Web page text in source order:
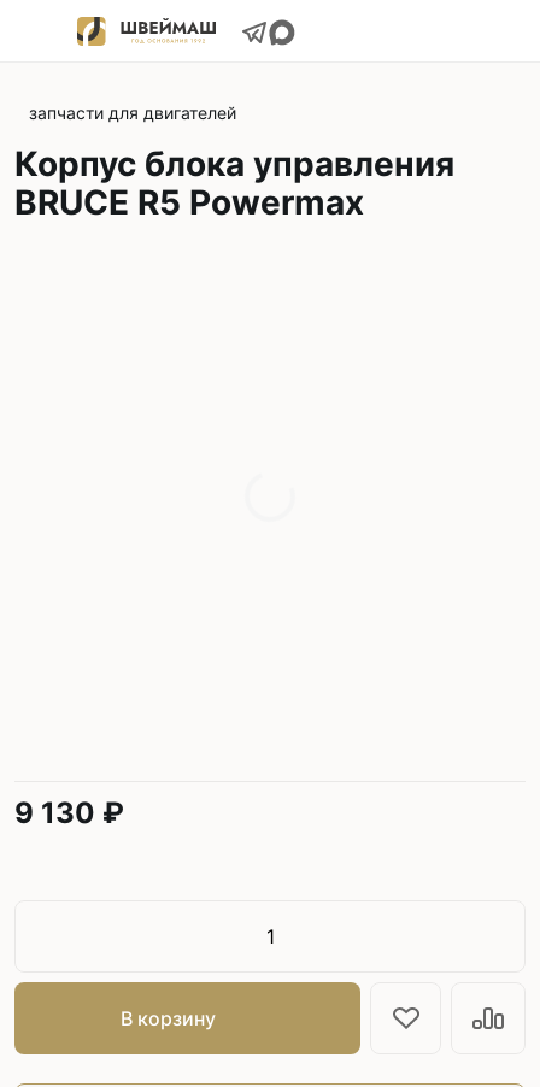
запчасти для двигателей
Корпус блока управления
BRUCE R5 Powermax
9 130 ₽
В корзину